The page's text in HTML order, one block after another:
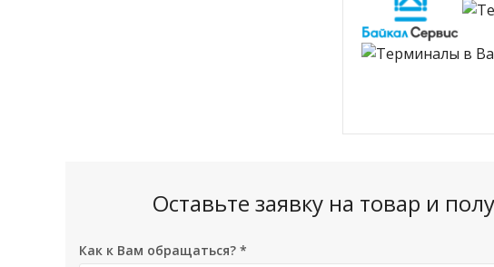
Оставьте заявку на товар и
Как к Вам обращаться? *